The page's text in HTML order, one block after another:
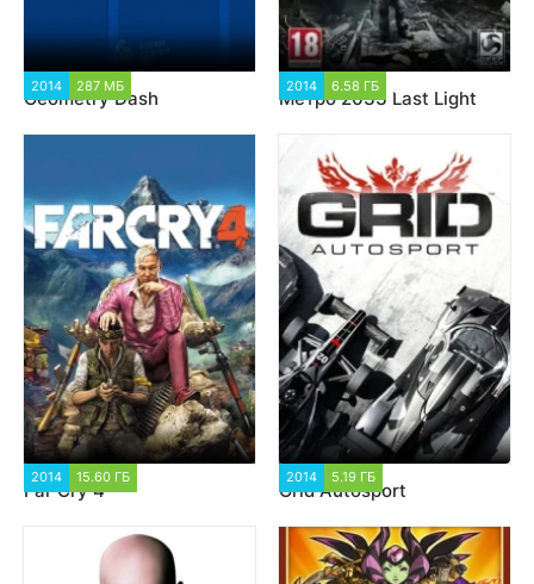
2014 287 МБ
Geometry Dash
2014 6.58 ГБ
Метро 2033 Last Light
2014 15.60 ГБ
Far Cry 4
2014 5.19 ГБ
Grid Autosport